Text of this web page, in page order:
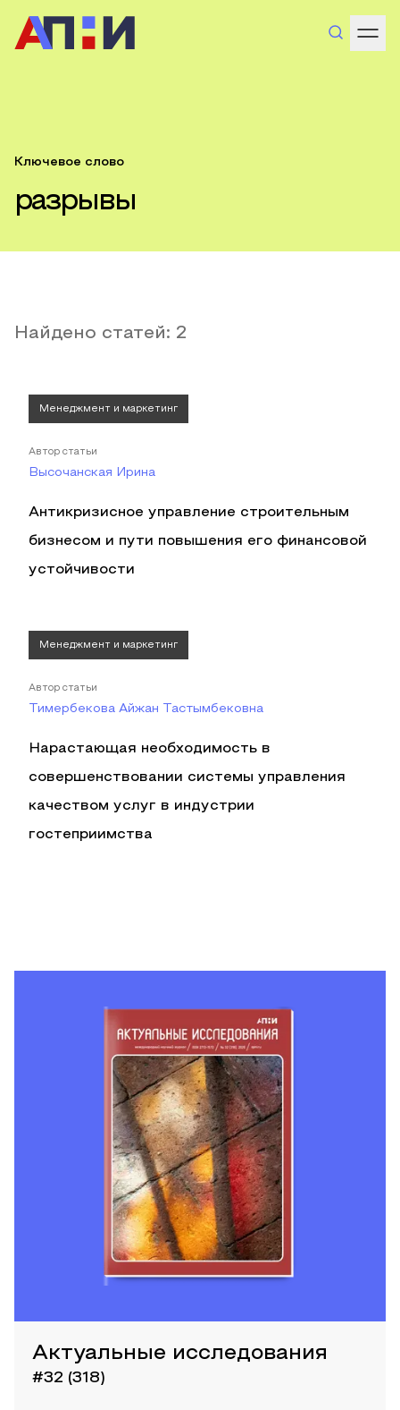
Ключевое слово
разрывы
Найдено статей: 2
Менеджмент и маркетинг
Автор статьи
Высочанская Ирина
Антикризисное управление строительным
бизнесом и пути повышения его финансовой
устойчивости
Менеджмент и маркетинг
Автор статьи
Тимербекова Айжан Тастымбековна
Нарастающая необходимость в
совершенствовании системы управления
качеством услуг в индустрии
гостеприимства
Актуальные исследования
#32 (318)